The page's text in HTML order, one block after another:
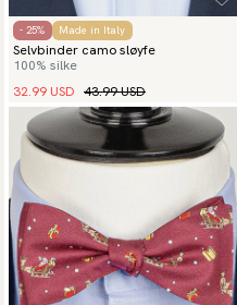
- 25% Made in Italy
Selvbinder camo sløyfe
100% silke
32.99 USD 43.99 USD